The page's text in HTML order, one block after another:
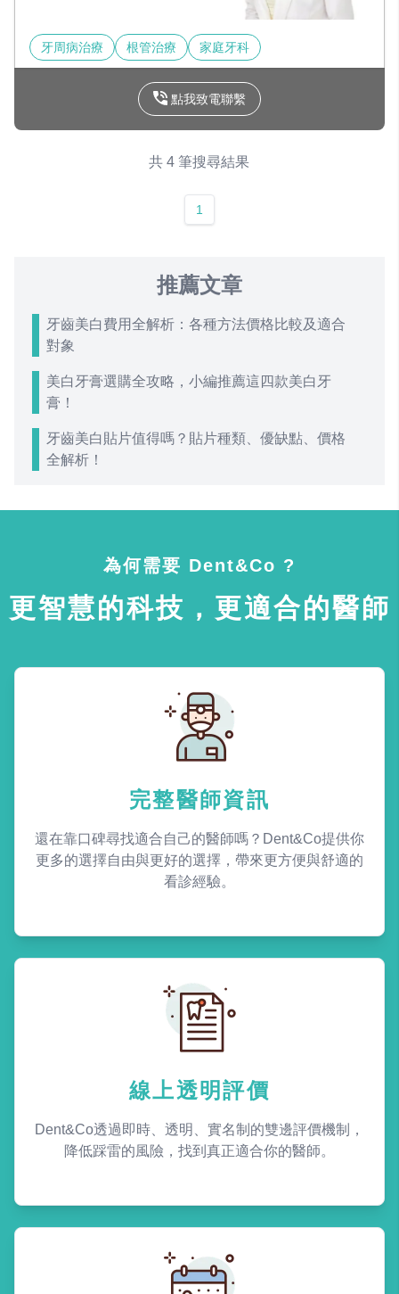
牙周病治療 根管治療 家庭牙科
點我致電聯繫
共 4 筆搜尋結果
1
推薦文章
牙齒美白費用全解析：各種方法價格比較及適合
對象
美白牙膏選購全攻略，小編推薦這四款美白牙
膏！
牙齒美白貼片值得嗎？貼片種類、優缺點、價格
全解析！
為何需要 Dent&Co ?
更智慧的科技，更適合的醫師
完整醫師資訊
還在靠口碑尋找適合自己的醫師嗎？Dent&Co提供你
更多的選擇自由與更好的選擇，帶來更方便與舒適的
看診經驗。
線上透明評價
Dent&Co透過即時、透明、實名制的雙邊評價機制，
降低踩雷的風險，找到真正適合你的醫師。